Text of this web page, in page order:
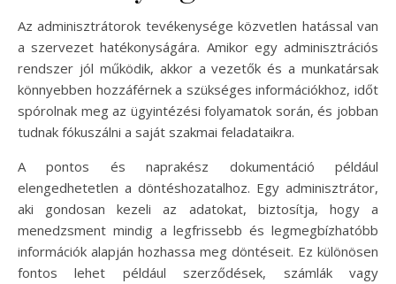
Az adminisztrátorok tevékenysége közvetlen hatással van
a szervezet hatékonyságára. Amikor egy adminisztrációs
rendszer jól működik, akkor a vezetők és a munkatársak
könnyebben hozzáférnek a szükséges információkhoz, időt
spórolnak meg az ügyintézési folyamatok során, és jobban
tudnak fókuszálni a saját szakmai feladataikra.
A pontos és naprakész dokumentáció például
elengedhetetlen a döntéshozatalhoz. Egy adminisztrátor,
aki gondosan kezeli az adatokat, biztosítja, hogy a
menedzsment mindig a legfrissebb és legmegbízhatóbb
információk alapján hozhassa meg döntéseit. Ez különösen
fontos lehet például szerződések, számlák vagy